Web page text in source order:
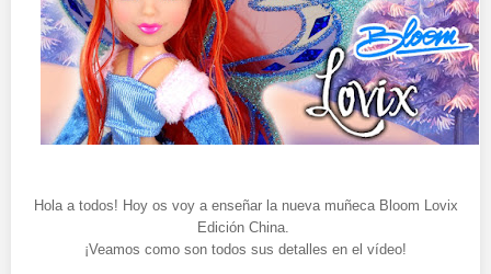
Hola a todos! Hoy os voy a enseñar la nueva muñeca Bloom Lovix
Edición China.
¡Veamos como son todos sus detalles en el vídeo!